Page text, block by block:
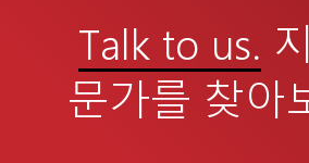
Talk to us.
문가를 찾아